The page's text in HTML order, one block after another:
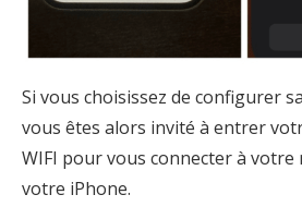
Si vous choisissez de configurer
vous êtes alors invité à entrer
WIFI pour vous connecter à votre
votre iPhone.